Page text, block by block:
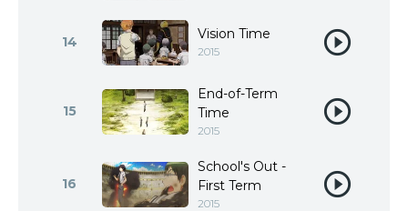
14 Vision Time
2015
15
End-of-Term
Time
2015
16
School's Out -
First Term
2015